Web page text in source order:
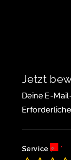
Jetzt
Deine E-
Service